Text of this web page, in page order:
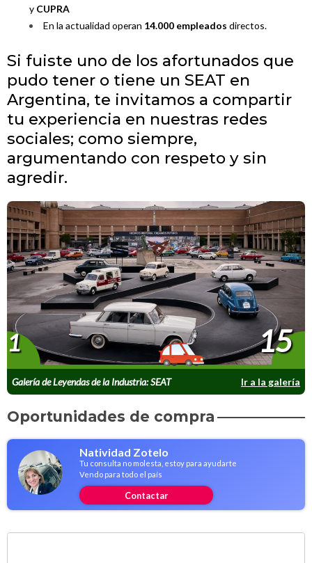
y CUPRA
En la actualidad operan 14.000 empleados directos.
Si fuiste uno de los afortunados que
pudo tener o tiene un SEAT en
Argentina, te invitamos a compartir
tu experiencia en nuestras redes
sociales; como siempre,
argumentando con respeto y sin
agredir.
Galería de Leyendas de la Industria: SEAT
cumple 75 años
Ir a la galería
1 15
Oportunidades de compra
Natividad Zotelo
Tu consulta no molesta, estoy para ayudarte
Vendo para todo el país
Contactar